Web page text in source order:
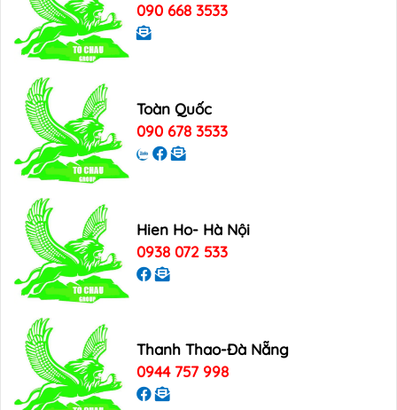
090 668 3533
Toàn Quốc
090 678 3533
Hien Ho- Hà Nội
0938 072 533
Thanh Thao-Đà Nẵng
0944 757 998